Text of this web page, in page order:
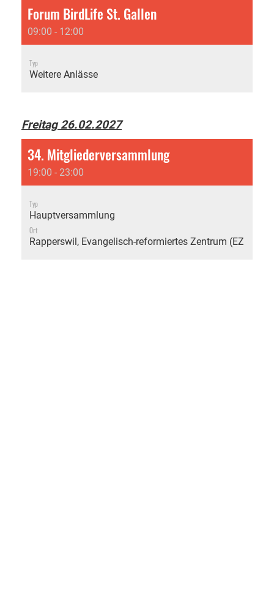
Forum BirdLife St. Gallen
09:00 - 12:00
Typ
Weitere Anlässe
Freitag 26.02.2027
34. Mitgliederversammlung
19:00 - 23:00
Typ
Hauptversammlung
Ort
Rapperswil, Evangelisch-reformiertes Zentrum (EZRA)